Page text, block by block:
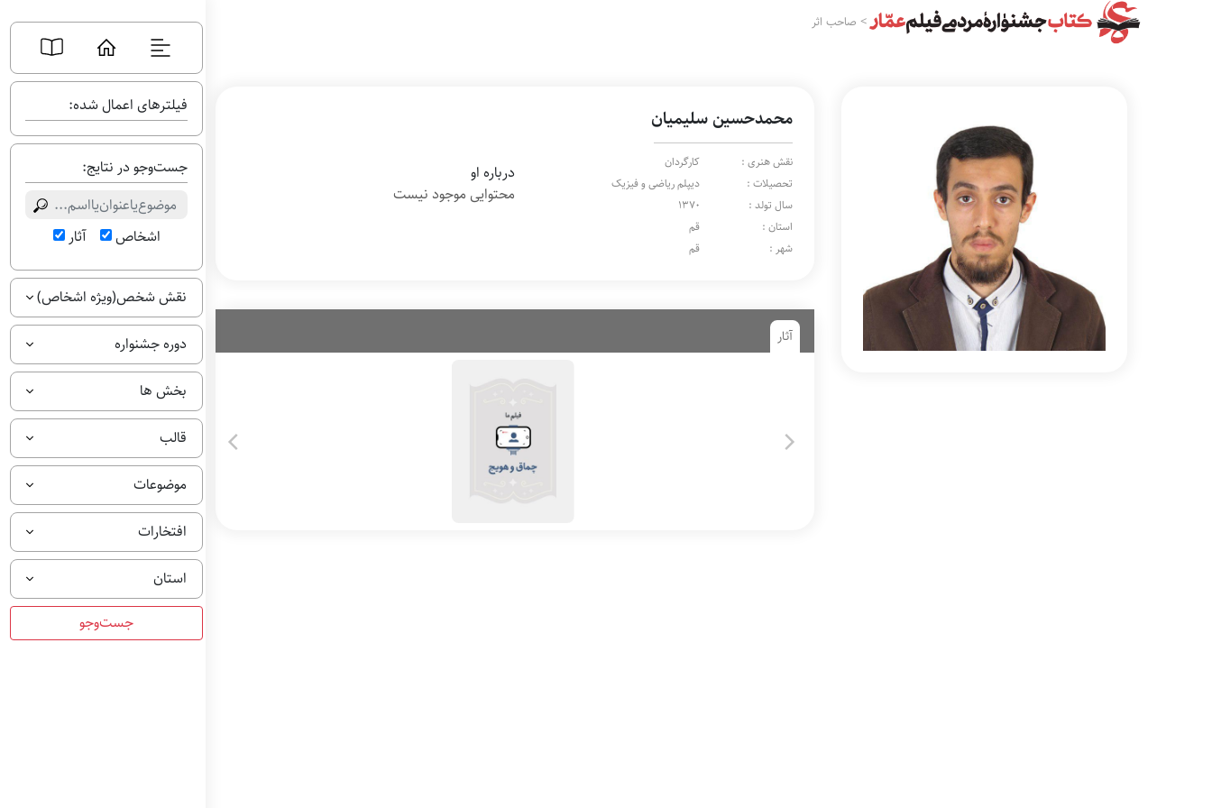
فیلترهای اعمال شده:
جست‌وجو در نتایج:
اشخاص آثار
نقش شخص(ویژه اشخاص)
دوره جشنواره
بخش ها
قالب
موضوعات
افتخارات
استان
> صاحب اثر
محمدحسین سلیمیان
نقش هنری :
کارگردان
تحصیلات :
دیپلم ریاضی و فیزیک
سال تولد :
1370
استان :
قم
شهر :
قم
درباره او
محتوایی موجود نیست
آثار